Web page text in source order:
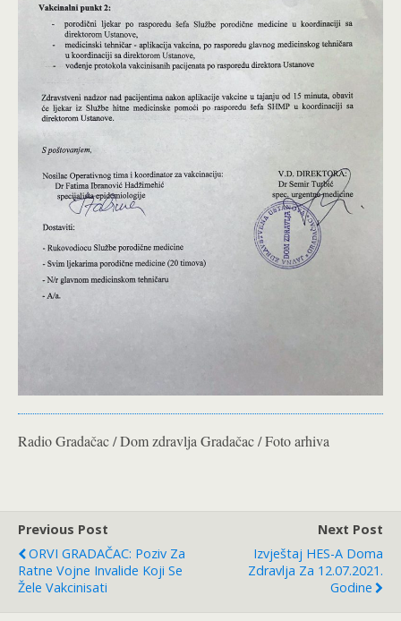
Radio Gradačac / Dom zdravlja Gradačac / Foto arhiva
Previous Post
ORVI GRADAČAC: Poziv Za
Ratne Vojne Invalide Koji Se
Žele Vakcinisati
Next Post
Izvještaj HES-A Doma
Zdravlja Za 12.07.2021.
Godine